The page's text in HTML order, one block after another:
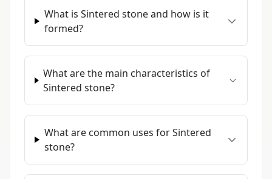
What is Sintered stone and how is it
formed?
What are the main characteristics of
Sintered stone?
What are common uses for Sintered
stone?